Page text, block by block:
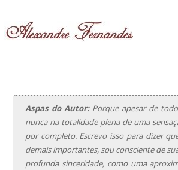
Aspas do Autor:Porque apesar de todo
nunca na totalidade plena de uma
por completo. Escrevo isso para dizer
demais importantes, sou consciente de
profunda sinceridade, como uma